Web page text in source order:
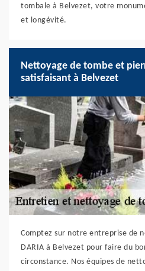
tombale à Belvezet, votre
et longévité.
Nettoyage de tombe et
satisfaisant à Belvezet
Comptez sur notre entreprise de
DARIA à Belvezet pour faire du
circonstance. Nos équipes de